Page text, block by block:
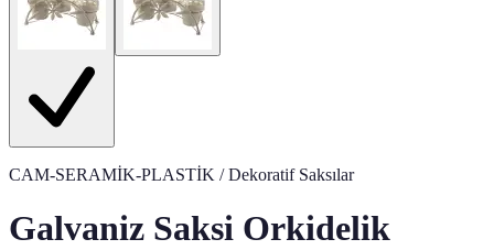
CAM-SERAMİK-PLASTİK / Dekoratif Saksılar
Galvaniz Saksi Orkidelik